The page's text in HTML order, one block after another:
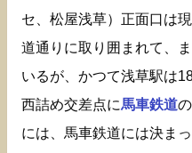
セ、松屋浅草）正面口は
道通りに取り囲まれて、
いるが、かつて浅草駅は
西詰め交差点に馬車鉄道
には、馬車鉄道には決ま